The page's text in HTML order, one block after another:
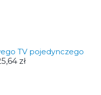
TV pojedynczego
zł